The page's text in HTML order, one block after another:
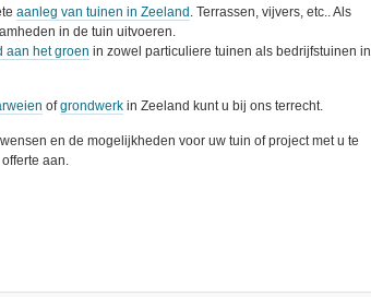
aanleg van tuinen in Zeeland . Terrassen, vijvers, etc.. Als
in de tuin uitvoeren.
aan het groen in zowel particuliere tuinen als bedrijfstuinen in
ofgrondwerk in Zeeland kunt u bij ons terrecht.
en de mogelijkheden voor uw tuin of project met u te
aan.